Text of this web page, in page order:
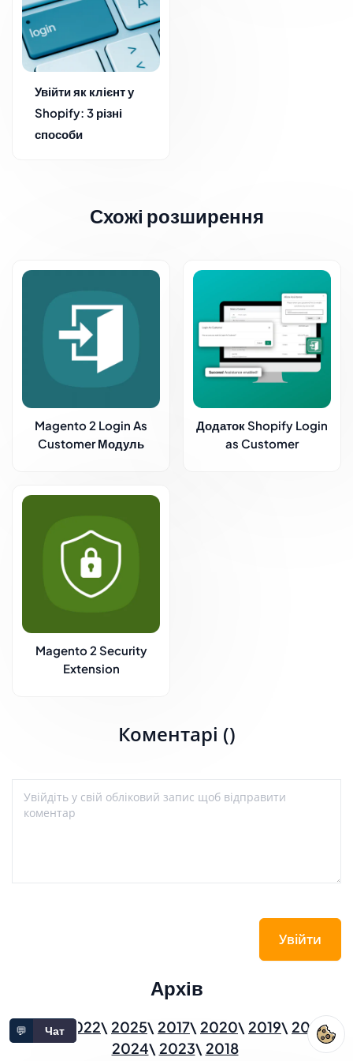
Увійти як клієнт у
Shopify: 3 різні
способи
Схожі розширення
Magento 2 Login As
Customer Модуль
Додаток Shopify Login
as Customer
Magento 2 Security
Extension
Коментарі ()
Увійти
Архів
2026 2022 2025 2017 2020 2019
2021
2024
2023 2018
💬 Чат